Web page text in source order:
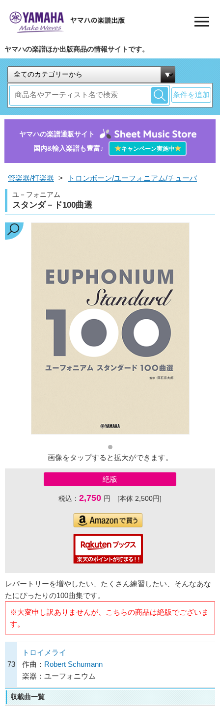
ヤマハの楽譜ほか出版商品の情報サイトです。
条件を追加
ヤマハの楽譜通販サイト
国内&輸入楽譜も豊富♪
★キャンペーン実施中★
管楽器/打楽器 > トロンボーン/ユーフォニアム/チューバ
ユ－フォニアム
スタンダ－ド100曲選
画像をタップすると拡大ができます。
絶版
税込： 2,750 円 [本体 2,500円]
レパートリーを増やしたい、たくさん練習したい、そんなあな
たにぴったりの100曲集です。
※大変申し訳ありませんが、こちらの商品は絶版でございま
す。
73
トロイメライ
作曲： Robert Schumann
楽器：ユーフォニウム
収載曲一覧